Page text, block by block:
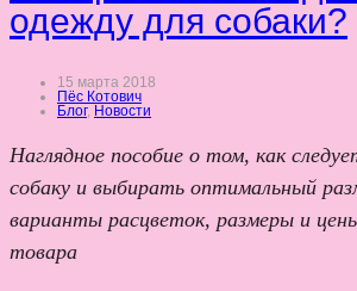
одежду для собаки?
15 марта 2018
Пёс Котович
Блог, Новости
Наглядное пособие о том, как
собаку и выбирать оптимальный
варианты расцветок, размеры и
товара